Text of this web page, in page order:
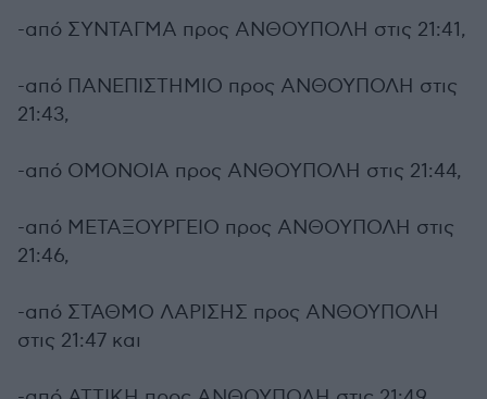
-από ΣΥΝΤΑΓΜΑ προς ΑΝΘΟΥΠΟΛΗ στις 21:41,
-από ΠΑΝΕΠΙΣΤΗΜΙΟ προς ΑΝΘΟΥΠΟΛΗ στις
21:43,
-από ΟΜΟΝΟΙΑ προς ΑΝΘΟΥΠΟΛΗ στις 21:44,
-από ΜΕΤΑΞΟΥΡΓΕΙΟ προς ΑΝΘΟΥΠΟΛΗ στις
21:46,
-από ΣΤΑΘΜΟ ΛΑΡΙΣΗΣ προς ΑΝΘΟΥΠΟΛΗ
στις 21:47 και